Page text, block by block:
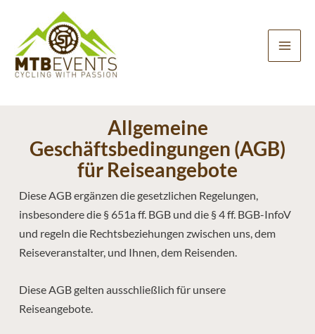
springen
Allgemeine
Geschäftsbedingungen (AGB)
für Reiseangebote
Diese AGB ergänzen die gesetzlichen Regelungen,
insbesondere die § 651a ff. BGB und die § 4 ff. BGB-InfoV
und regeln die Rechtsbeziehungen zwischen uns, dem
Reiseveranstalter, und Ihnen, dem Reisenden.
Diese AGB gelten ausschließlich für unsere
Reiseangebote.